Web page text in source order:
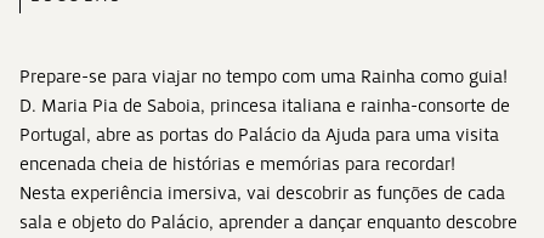
Prepare-se para viajar no tempo com uma Rainha como guia!
D. Maria Pia de Saboia, princesa italiana e rainha-consorte de
Portugal, abre as portas do Palácio da Ajuda para uma visita
encenada cheia de histórias e memórias para recordar!
Nesta experiência imersiva, vai descobrir as funções de cada
sala e objeto do Palácio, aprender a dançar enquanto descobre